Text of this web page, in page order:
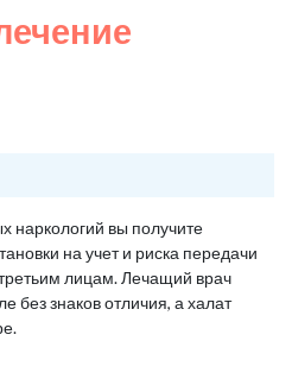
наркологий вы получите
на учет и риска передачи
лицам. Лечащий врач
без знаков отличия, а халат